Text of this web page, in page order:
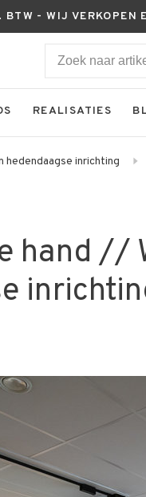
BTW - WIJ
REALISATIES
hedendaagse inrichting
hand //